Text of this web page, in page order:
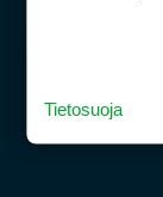
Tietosuoja